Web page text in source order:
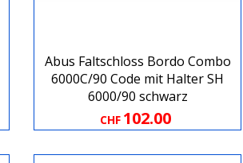
Abus Faltschloss Bordo Combo
6000C/90 Code mit Halter SH
6000/90 schwarz
CHF 102.00